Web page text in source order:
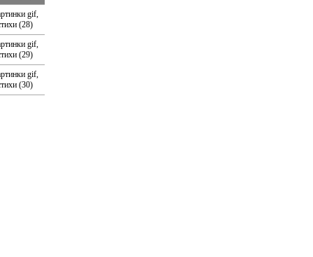
gif,
(28)
gif,
(29)
gif,
(30)